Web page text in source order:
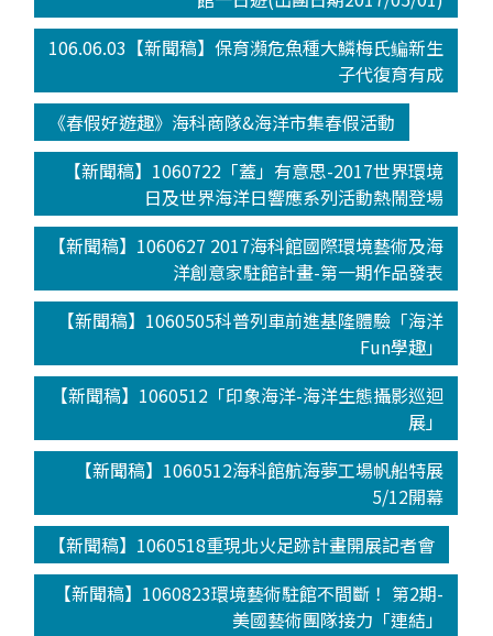
106.06.03【新聞稿】保育瀕危魚種大鱗梅氏鳊新生
子代復育有成
《春假好遊趣》海科商隊&海洋市集春假活動
【新聞稿】1060722「蓋」有意思-2017世界環境
日及世界海洋日響應系列活動熱鬧登場
【新聞稿】1060627 2017海科館國際環境藝術及海
洋創意家駐館計畫-第一期作品發表
【新聞稿】1060505科普列車前進基隆體驗「海洋
Fun學趣」
【新聞稿】1060512「印象海洋-海洋生態攝影巡迴
展」
【新聞稿】1060512海科館航海夢工場帆船特展
5/12開幕
【新聞稿】1060518重現北火足跡計畫開展記者會
【新聞稿】1060823環境藝術駐館不間斷！ 第2期-
美國藝術團隊接力「連結」